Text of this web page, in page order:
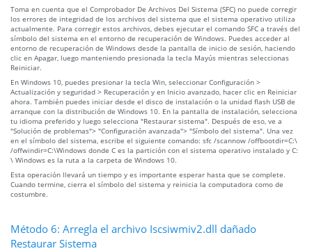
Toma en cuenta que el Comprobador De Archivos Del Sistema (SFC) no puede corregir
los errores de integridad de los archivos del sistema que el sistema operativo utiliza
actualmente. Para corregir estos archivos, debes ejecutar el comando SFC a través del
símbolo del sistema en el entorno de recuperación de Windows. Puedes acceder al
entorno de recuperación de Windows desde la pantalla de inicio de sesión, haciendo
clic en Apagar, luego manteniendo presionada la tecla Mayús mientras seleccionas
Reiniciar.
En Windows 10, puedes presionar la tecla Win, seleccionar Configuración >
Actualización y seguridad > Recuperación y en Inicio avanzado, hacer clic en Reiniciar
ahora. También puedes iniciar desde el disco de instalación o la unidad flash USB de
arranque con la distribución de Windows 10. En la pantalla de instalación, selecciona
tu idioma preferido y luego selecciona "Restaurar sistema". Después de eso, ve a
"Solución de problemas"> "Configuración avanzada"> "Símbolo del sistema". Una vez
en el símbolo del sistema, escribe el siguiente comando: sfc /scannow /offbootdir=C:\
/offwindir=C:\Windows donde C es la partición con el sistema operativo instalado y C:
\ Windows es la ruta a la carpeta de Windows 10.
Esta operación llevará un tiempo y es importante esperar hasta que se complete.
Cuando termine, cierra el símbolo del sistema y reinicia la computadora como de
costumbre.
Método 6: Arregla el archivo Iscsiwmiv2.dll dañado
Restaurar Sistema